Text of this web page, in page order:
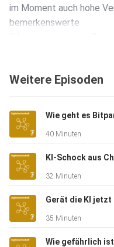
im Moment auch hohe
bemerkenswerte
Erkenntnis aus dem
hat. Das
unterschiedlichen
Stimmrechten. Musk
der
privilegierten B-Aktien,
haben. Die
Stimmrecht
bekommen. Insgesamt
Musk hat außerdem
Weitere Episoden
40 Minuten
32 Minuten
35 Minuten